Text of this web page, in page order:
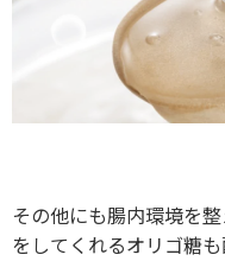
その他にも腸内環境を
をしてくれるオリゴ糖も